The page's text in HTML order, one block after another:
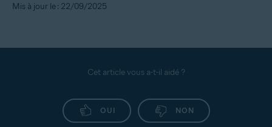
Mis à jour le : 22/09/2025
Cet article vous a-t-il aidé ?
OUI NON